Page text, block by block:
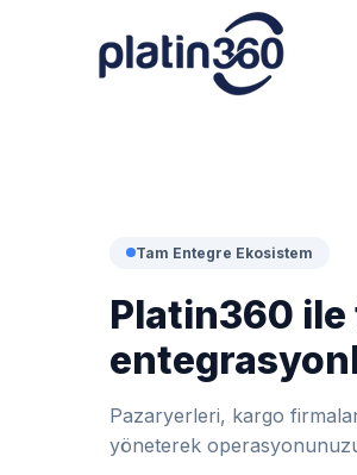
Tam Entegre Ekosistem
Platin360
Pazaryerleri, kargo
yöneterek